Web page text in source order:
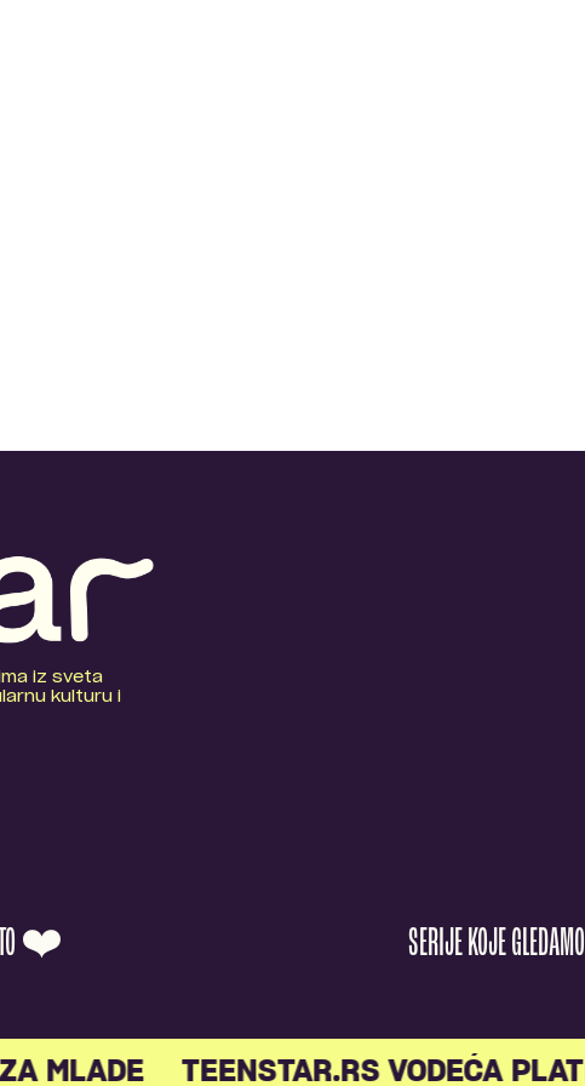
iz sveta
kulturu i
❤️ SERIJE KOJE GLEDAMO
MLADE TEENSTAR.RS VODEĆA